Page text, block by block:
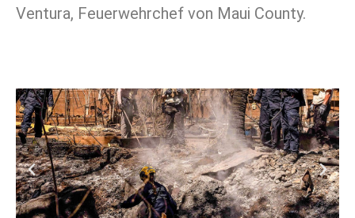
Ventura, Feuerwehrchef von Maui County.